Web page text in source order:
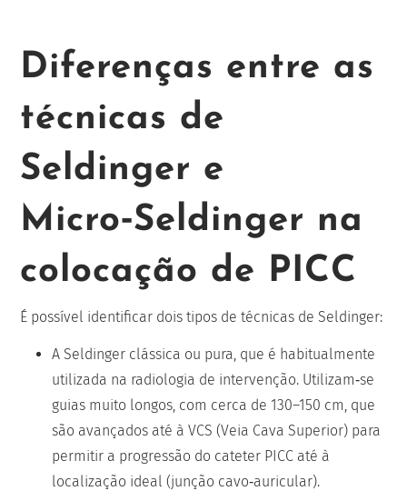
Diferenças entre as
técnicas de
Seldinger e
Micro‑Seldinger na
colocação de PICC
É possível identificar dois tipos de técnicas de Seldinger:
A Seldinger clássica ou pura, que é habitualmente
utilizada na radiologia de intervenção. Utilizam‑se
guias muito longos, com cerca de 130–150 cm, que
são avançados até à VCS (Veia Cava Superior) para
permitir a progressão do cateter PICC até à
localização ideal (junção cavo‑auricular).